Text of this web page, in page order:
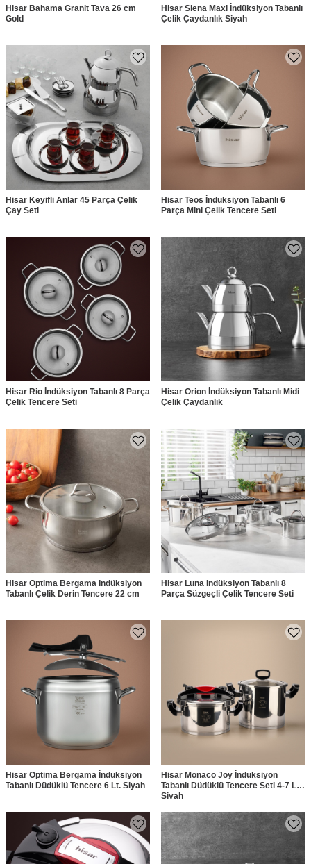
Hisar Bahama Granit Tava 26 cm
Gold
Hisar Siena Maxi İndüksiyon Tabanlı
Çelik Çaydanlık Siyah
Hisar Keyifli Anlar 45 Parça Çelik
Çay Seti
Hisar Teos İndüksiyon Tabanlı 6
Parça Mini Çelik Tencere Seti
Hisar Rio İndüksiyon Tabanlı 8 Parça
Çelik Tencere Seti
Hisar Orion İndüksiyon Tabanlı Midi
Çelik Çaydanlık
Hisar Optima Bergama İndüksiyon
Tabanlı Çelik Derin Tencere 22 cm
Hisar Luna İndüksiyon Tabanlı 8
Parça Süzgeçli Çelik Tencere Seti
Hisar Optima Bergama İndüksiyon
Tabanlı Düdüklü Tencere 6 Lt. Siyah
Hisar Monaco Joy İndüksiyon
Tabanlı Düdüklü Tencere Seti 4-7 Lt.
Siyah